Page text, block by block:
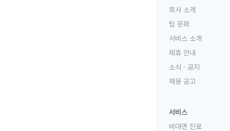
회사 소개
팀 문화
서비스 소개
제휴 안내
소식 · 공지
채용 공고
서비스
비대면 진료